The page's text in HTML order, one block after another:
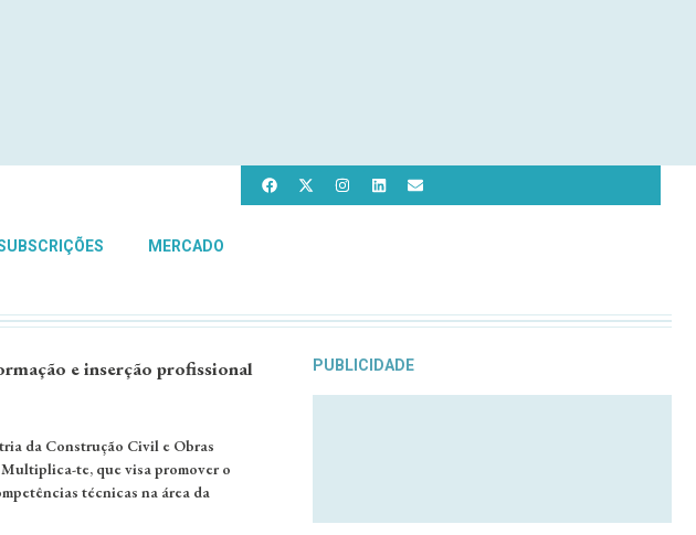
MERCADO
e inserção profissional
da Construção Civil e Obras
te, que visa promover o
técnicas na área da
PUBLICIDADE